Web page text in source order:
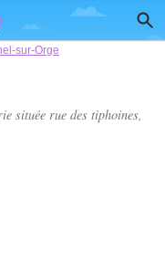
sur-Orge
située rue des tiphoines,